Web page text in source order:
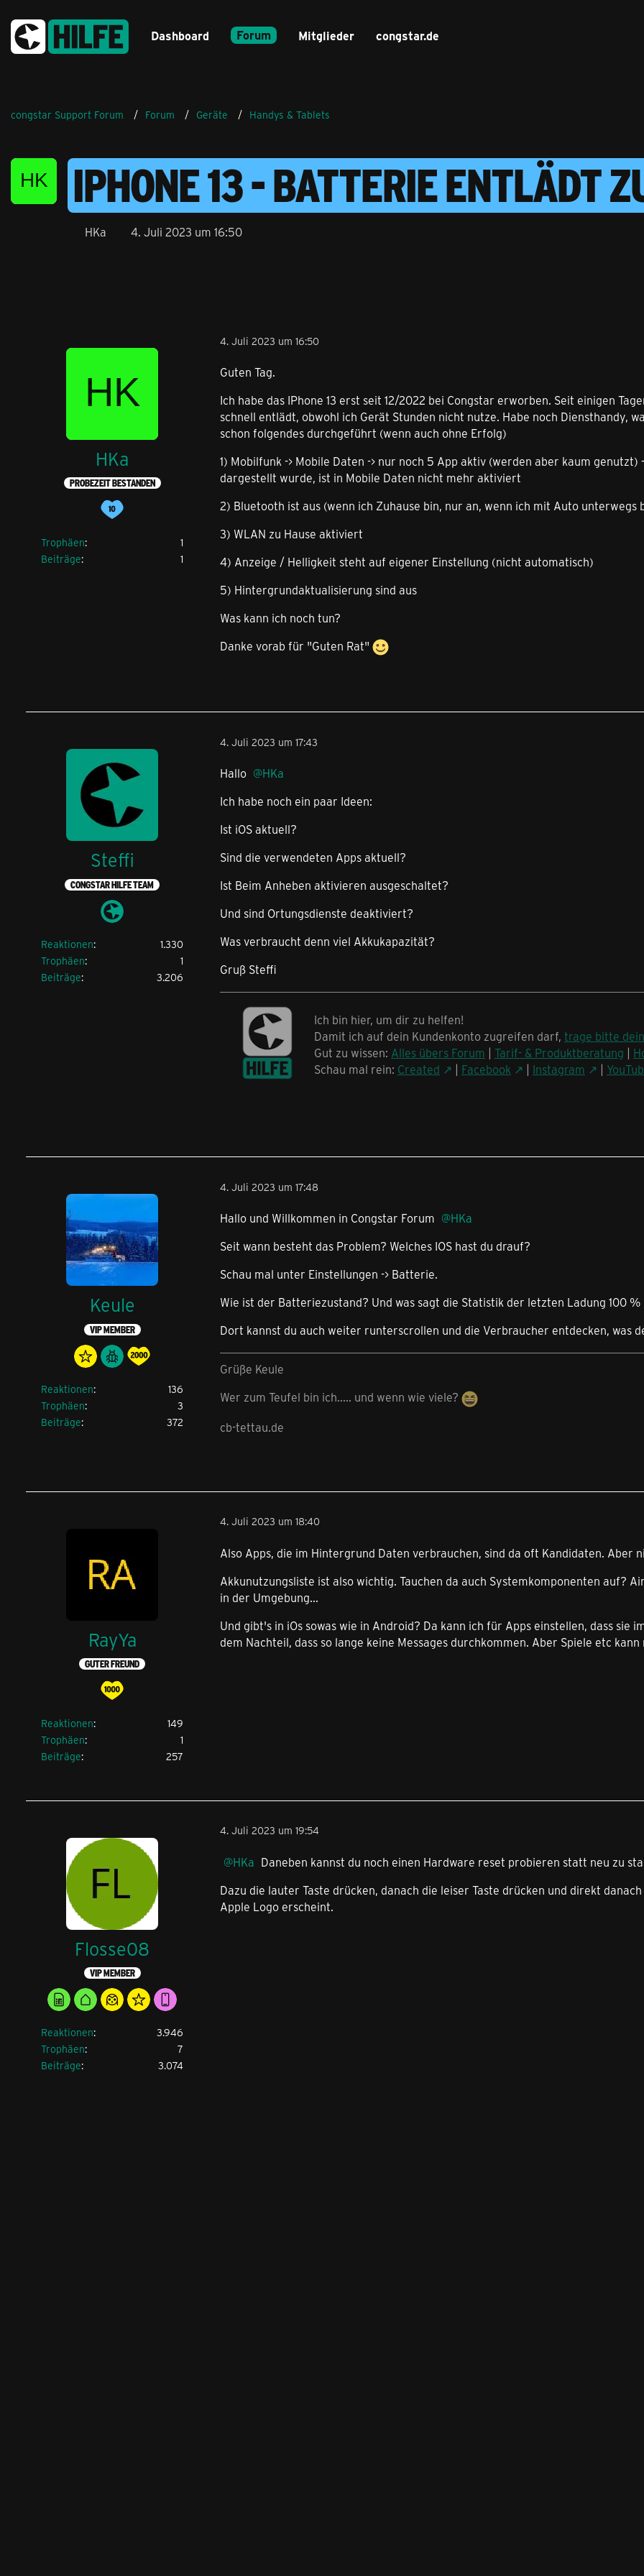
Dashboard Forum Mitglieder congstar.de
congstar Support Forum Forum Geräte Handys & Tablets
IPHONE 13 - BATTERIE ENTLÄDT
HKa 4. Juli 2023 um 16:50
HKa
PROBEZEIT BESTANDEN
Trophäen
1
Beiträge
1
4. Juli 2023 um 16:50
Guten Tag.
Ich habe das IPhone 13 erst seit 12/2022 bei Congstar erworben. Seit einigen
schnell entlädt, obwohl ich Gerät Stunden nicht nutze. Habe noch Diensthandy,
schon folgendes durchgeführt (wenn auch ohne Erfolg)
1) Mobilfunk -> Mobile Daten -> nur noch 5 App aktiv (werden aber kaum
dargestellt wurde, ist in Mobile Daten nicht mehr aktiviert
2) Bluetooth ist aus (wenn ich Zuhause bin, nur an, wenn ich mit Auto unterwegs
3) WLAN zu Hause aktiviert
4) Anzeige / Helligkeit steht auf eigener Einstellung (nicht automatisch)
5) Hintergrundaktualisierung sind aus
Was kann ich noch tun?
Danke vorab für "Guten Rat"
Steffi
CONGSTAR HILFE TEAM
Reaktionen
1.330
Trophäen
1
Beiträge
3.206
4. Juli 2023 um 17:43
Hallo
HKa
Ich habe noch ein paar Ideen:
Ist iOS aktuell?
Sind die verwendeten Apps aktuell?
Ist Beim Anheben aktivieren ausgeschaltet?
Und sind Ortungsdienste deaktiviert?
Was verbraucht denn viel Akkukapazität?
Gruß Steffi
Ich bin hier, um dir zu helfen!
Damit ich auf dein Kundenkonto zugreifen darf, trage bitte
Gut zu wissen: Alles übers Forum | Tarif- & Produktberatung |
Schau mal rein: Created | Facebook | Instagram |
Keule
VIP MEMBER
Reaktionen
136
Trophäen
3
Beiträge
372
4. Juli 2023 um 17:48
Hallo und Willkommen in Congstar Forum
HKa
Seit wann besteht das Problem? Welches IOS hast du drauf?
Schau mal unter Einstellungen -> Batterie.
Wie ist der Batteriezustand? Und was sagt die Statistik der letzten Ladung 100 %
Dort kannst du auch weiter runterscrollen und die Verbraucher entdecken, was
Grüße Keule
Wer zum Teufel bin ich..... und wenn wie viele?
cb-tettau.de
RayYa
GUTER FREUND
Reaktionen
149
Trophäen
1
Beiträge
257
4. Juli 2023 um 18:40
Also Apps, die im Hintergrund Daten verbrauchen, sind da oft Kandidaten. Aber
Akkunutzungsliste ist also wichtig. Tauchen da auch Systemkomponenten auf?
in der Umgebung...
Und gibt's in iOs sowas wie in Android? Da kann ich für Apps einstellen, dass
dem Nachteil, dass so lange keine Messages durchkommen. Aber Spiele etc
Flosse08
VIP MEMBER
Reaktionen
3.946
Trophäen
7
Beiträge
3.074
4. Juli 2023 um 19:54
HKa Daneben kannst du noch einen Hardware reset probieren statt neu zu
Dazu die lauter Taste drücken, danach die leiser Taste drücken und direkt
Apple Logo erscheint.